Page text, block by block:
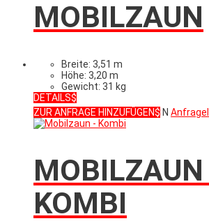
MOBILZAUN
Breite: 3,51 m
Höhe: 3,20 m
Gewicht: 31 kg
DETAILS
ZUR ANFRAGE HINZUFÜGEN
N
KOMBI